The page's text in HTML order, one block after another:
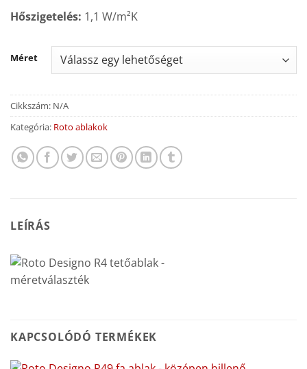
Hőszigetelés: 1,1 W/m²K
Méret
Cikkszám: N/A
Kategória: Roto ablakok
LEÍRÁS
KAPCSOLÓDÓ TERMÉKEK